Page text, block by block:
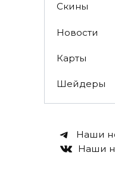
Скины
Новости
Карты
Шейдеры
Наши
Наши